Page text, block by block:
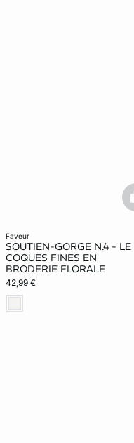
faveur
SOUTIEN-GORGE N.4 - LE
COQUES FINES EN
BRODERIE FLORALE
42,99 €